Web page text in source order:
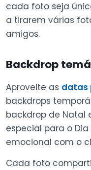
cada foto seja
a tirarem várias
amigos.
Backdrop
Aproveite as datas
backdrops
backdrop de Natal
especial para o
emocional com o
Cada foto